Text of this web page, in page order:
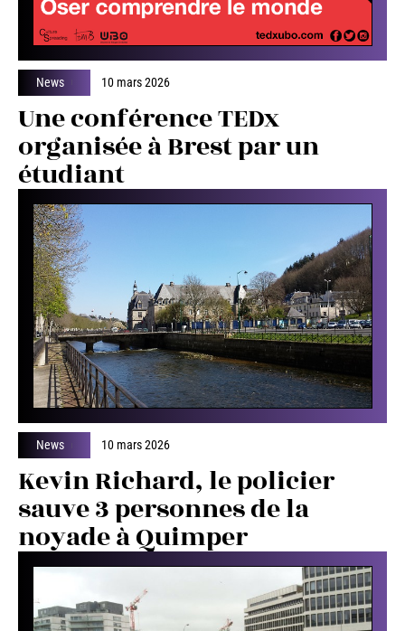
News 10 mars 2026
Une conférence TEDx
organisée à Brest par un
étudiant
News 10 mars 2026
Kevin Richard, le policier
sauve 3 personnes de la
noyade à Quimper